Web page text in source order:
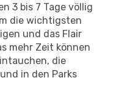
3 bis 7 Tage völlig
die wichtigsten
und das Flair
mehr Zeit können
die
in den Parks